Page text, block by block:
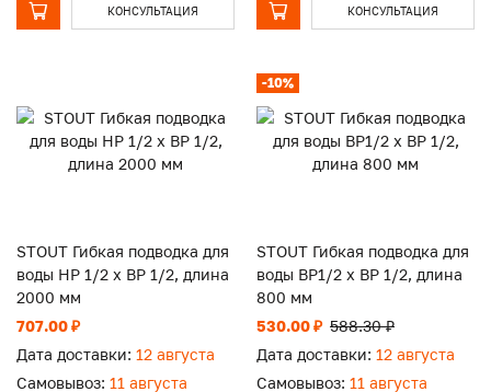
КОНСУЛЬТАЦИЯ КОНСУЛЬТАЦИЯ
STOUT Гибкая подводка для
воды НР 1/2 х ВР 1/2, длина
2000 мм
707.00 ₽
Дата доставки: 12 августа
Самовывоз: 11 августа
-10%
STOUT Гибкая подводка для
воды ВР1/2 х ВР 1/2, длина
800 мм
530.00 ₽ 588.30 ₽
Дата доставки: 12 августа
Самовывоз: 11 августа